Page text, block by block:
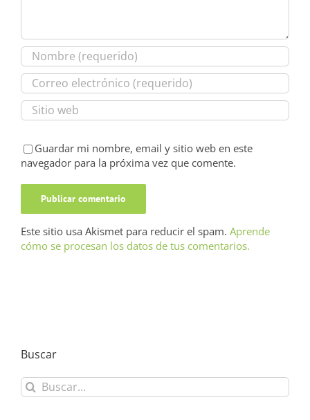
Guardar mi nombre, email y sitio web en este
navegador para la próxima vez que comente.
Este sitio usa Akismet para reducir el spam. Aprende
cómo se procesan los datos de tus comentarios.
Buscar
Buscar: